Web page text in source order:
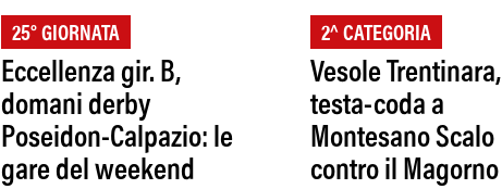
25° GIORNATA
Eccellenza gir. B,
domani derby
Poseidon-Calpazio: le
gare del weekend
2^ CATEGORIA
Vesole Trentinara,
testa-coda a
Montesano Scalo
contro il Magorno